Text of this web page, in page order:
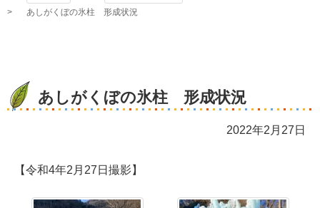
あしがくぼの氷柱 形成状況
あしがくぼの氷柱 形成状況
2022年2月27日
【令和4年2月27日撮影】